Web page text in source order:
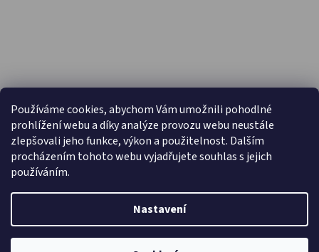
Používáme cookies, abychom Vám umožnili pohodlné
prohlížení webu a díky analýze provozu webu neustále
zlepšovali jeho funkce, výkon a použitelnost. Dalším
procházením tohoto webu vyjadřujete souhlas s jejich
používáním.
Nastavení
PŘIJÍMÁME ONLINE PLATBY
Vytvořil Shoptet
Copyright 2026Capáčky.com. Všechna práva vyhrazena.